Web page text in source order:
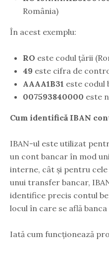
România)
În acest exemplu:
RO este codul țării
49 este cifra de
AAAA1B31 este codul
007593840000 este
Cum identifică IBAN
IBAN-ul este utilizat
un cont bancar în mod
interne, cât și pentru
unui transfer bancar,
identifice precis contul
locul în care se află
Iată cum funcționează